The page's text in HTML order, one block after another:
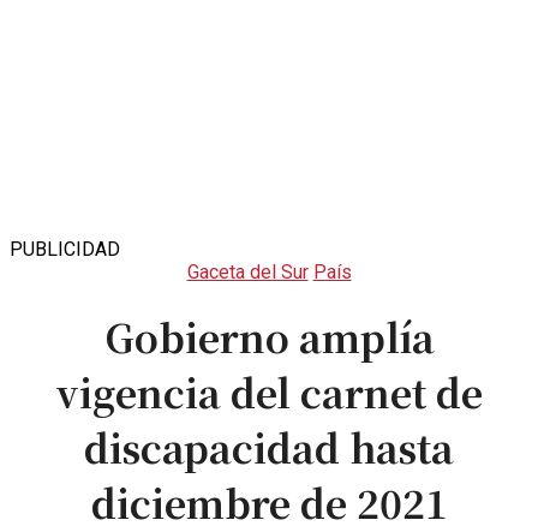
PUBLICIDAD
Gaceta del Sur País
Gobierno amplía
vigencia del carnet de
discapacidad hasta
diciembre de 2021